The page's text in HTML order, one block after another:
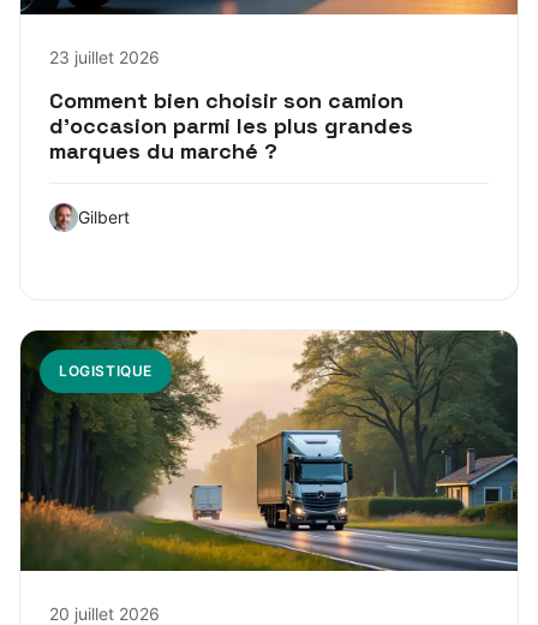
23 juillet 2026
Comment bien choisir son camion
d’occasion parmi les plus grandes
marques du marché ?
Gilbert
LOGISTIQUE
20 juillet 2026